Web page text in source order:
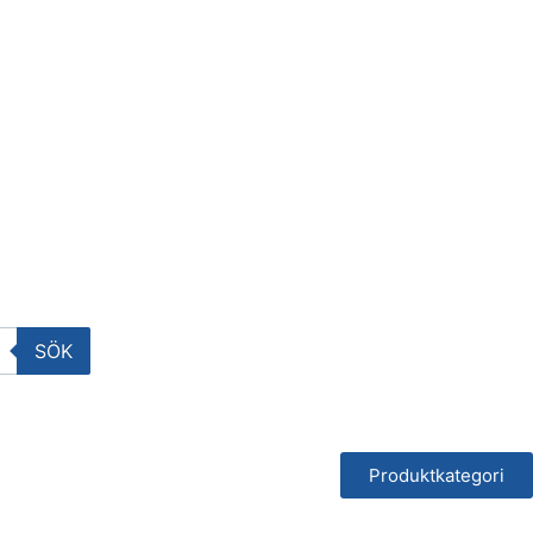
SÖK
Produktkategori